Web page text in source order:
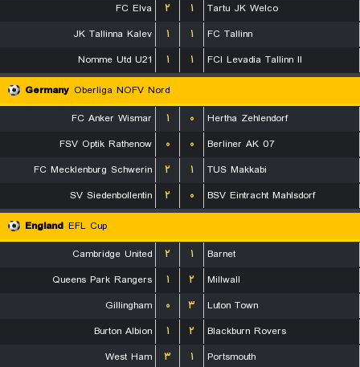
FC Elva
۲ ۱
Tartu JK Welco
JK Tallinna Kalev
۱ ۱
FC Tallinn
Nomme Utd U21
۱ ۱
FCI Levadia Tallinn II
Germany Oberliga NOFV Nord
FC Anker Wismar
۱ ۰
Hertha Zehlendorf
FSV Optik Rathenow
۰ ۰
Berliner AK 07
FC Mecklenburg Schwerin
۲ ۱
TUS Makkabi
SV Siedenbollentin
۲ ۰
BSV Eintracht Mahlsdorf
England EFL Cup
Cambridge United
۲ ۱
Barnet
Queens Park Rangers
۱ ۲
Millwall
Gillingham
۰ ۳
Luton Town
Burton Albion
۱ ۲
Blackburn Rovers
West Ham
۳ ۱
Portsmouth